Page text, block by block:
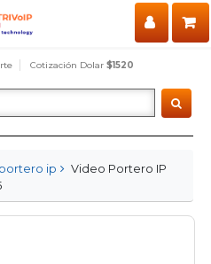
Cotización Dolar $1520
ip
Video Portero IP